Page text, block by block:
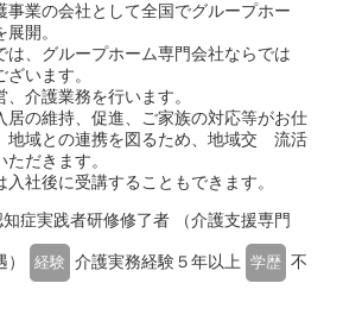
事業の会社として全国でグループホー
開。
は、グループホーム専門会社ならでは
います。
、介護業務を行います。
居の維持、促進、ご家族の対応等がお仕
地域との連携を図るため、地域交 流活
だきます。
入社後に受講することもできます。
症実践者研修修了者 （介護支援専門
） 経験 介護実務経験５年以上 学歴 不